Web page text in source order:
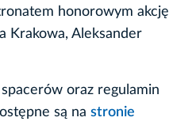
honorowym akcję
Krakowa, Aleksander
oraz regulamin
są na stronie